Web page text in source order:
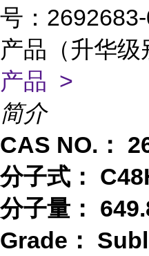
号：
产品（升华级
产品 >
简介
CAS NO.：
分子式：
分子量：
Grade：